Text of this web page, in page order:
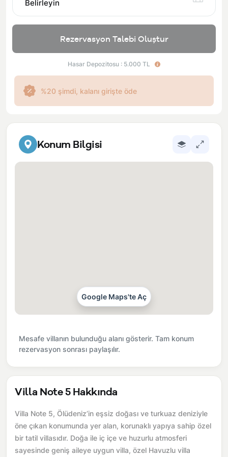
Konum Bilgisi
Google Maps'te Aç
Mesafe villanın bulunduğu alanı gösterir. Tam konum
rezervasyon sonrası paylaşılır.
Villa Note 5 Hakkında
Villa Note 5, Ölüdeniz’in eşsiz doğası ve turkuaz deniziyle
öne çıkan konumunda yer alan, korunaklı yapıya sahip özel
bir tatil villasıdır. Doğa ile iç içe ve huzurlu atmosferi
sayesinde geniş aileye uygun villa, özel Havuzlu villa
Belirleyin
Rezervasyon Talebi Oluştur
Hasar Depozitosu : 5.000 TL
%20 şimdi, kalanı girişte öde